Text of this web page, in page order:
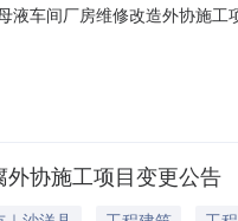
液车间厂房维修改造外协施
省联投生物科技股份有限公
、落水
协施工项目变更公告